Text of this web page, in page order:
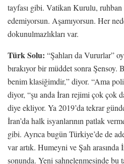
tayfası gibi. Vatikan Kurulu,
edemiyorsun. Aşamıyorsun. Her
dokunulmazlıkları var.
Türk Solu: “Şahları da Vururlar”
bırakıyor bir müddet sonra Şensoy.
benim klasiğimdir,” diyor. “Ama
diyor, “şu anda İran rejimi çok çok
diye ekliyor. Ya 2019’da tekrar
İran’da halk isyanlarının patlak
gibi. Ayrıca bugün Türkiye’de de
var artık. Humeyni ve Şah arasında
sonunda. Yeni sahnelenmesinde bu